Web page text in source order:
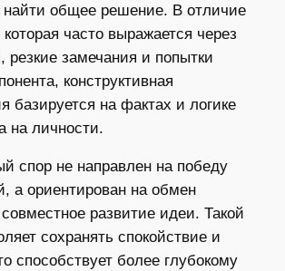
найти общее решение. В отличие
часто выражается через
резкие замечания и попытки
конструктивная
базируется на фактах и логике
на личности.
спор не направлен на победу
а ориентирован на обмен
развитие идеи. Такой
сохранять спокойствие и
способствует более глубокому